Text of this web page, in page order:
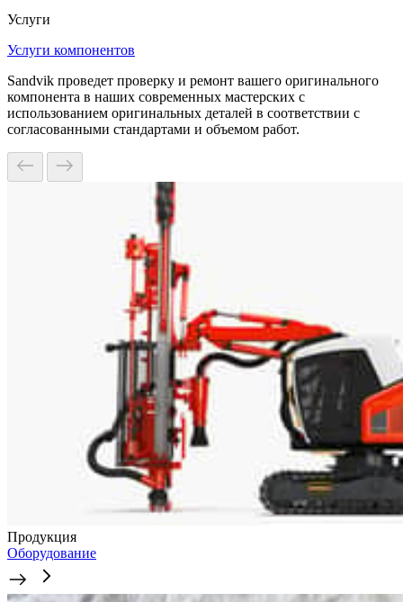
Услуги
Услуги компонентов
Sandvik проведет проверку и ремонт вашего оригинального
компонента в наших современных мастерских с
использованием оригинальных деталей в соответствии с
согласованными стандартами и объемом работ.
Продукция
Оборудование